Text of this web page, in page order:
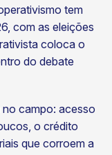
tem
com as eleições
coloca o
do debate
campo: acesso
o crédito
que corroem a